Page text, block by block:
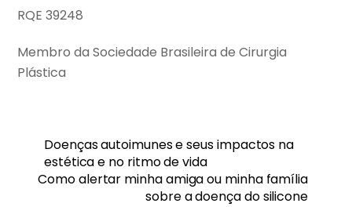
RQE 39248
Membro da Sociedade Brasileira de Cirurgia
Plástica
Doenças autoimunes e seus impactos na
estética e no ritmo de vida
Como alertar minha amiga ou minha família
sobre a doença do silicone